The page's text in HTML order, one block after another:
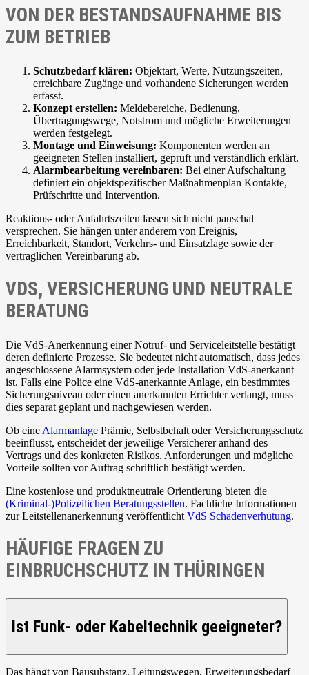
VON DER BESTANDSAUFNAHME BIS
ZUM BETRIEB
Schutzbedarf klären: Objektart, Werte, Nutzungszeiten,
erreichbare Zugänge und vorhandene Sicherungen werden
erfasst.
Konzept erstellen: Meldebereiche, Bedienung,
Übertragungswege, Notstrom und mögliche Erweiterungen
werden festgelegt.
Montage und Einweisung: Komponenten werden an
geeigneten Stellen installiert, geprüft und verständlich erklärt.
Alarmbearbeitung vereinbaren: Bei einer Aufschaltung
definiert ein objektspezifischer Maßnahmenplan Kontakte,
Prüfschritte und Intervention.
Reaktions- oder Anfahrtszeiten lassen sich nicht pauschal
versprechen. Sie hängen unter anderem von Ereignis,
Erreichbarkeit, Standort, Verkehrs- und Einsatzlage sowie der
vertraglichen Vereinbarung ab.
VDS, VERSICHERUNG UND NEUTRALE
BERATUNG
Die VdS-Anerkennung einer Notruf- und Serviceleitstelle bestätigt
deren definierte Prozesse. Sie bedeutet nicht automatisch, dass jedes
angeschlossene Alarmsystem oder jede Installation VdS-anerkannt
ist. Falls eine Police eine VdS-anerkannte Anlage, ein bestimmtes
Sicherungsniveau oder einen anerkannten Errichter verlangt, muss
dies separat geplant und nachgewiesen werden.
Ob eine Alarmanlage Prämie, Selbstbehalt oder Versicherungsschutz
beeinflusst, entscheidet der jeweilige Versicherer anhand des
Vertrags und des konkreten Risikos. Anforderungen und mögliche
Vorteile sollten vor Auftrag schriftlich bestätigt werden.
Eine kostenlose und produktneutrale Orientierung bieten die
(Kriminal-)Polizeilichen Beratungsstellen. Fachliche Informationen
zur Leitstellenanerkennung veröffentlicht VdS Schadenverhütung.
HÄUFIGE FRAGEN ZU
EINBRUCHSCHUTZ IN THÜRINGEN
Ist Funk- oder Kabeltechnik geeigneter?
Das hängt von Bausubstanz, Leitungswegen, Erweiterungsbedarf